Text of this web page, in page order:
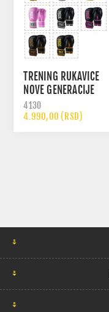
TRENING RUKAVICE
NOVE GENERACIJE
4130
4.990,00 (RSD)